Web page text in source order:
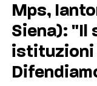
Mps,
Siena): "Il
istituzioni